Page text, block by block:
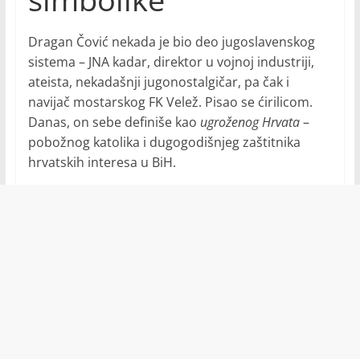
Dragan Čović nekada je bio deo jugoslavenskog
sistema – JNA kadar, direktor u vojnoj industriji,
ateista, nekadašnji jugonostalgičar, pa čak i
navijač mostarskog FK Velež. Pisao se ćirilicom.
Danas, on sebe definiše kao ugroženog Hrvata–
pobožnog katolika i dugogodišnjeg zaštitnika
hrvatskih interesa u BiH.